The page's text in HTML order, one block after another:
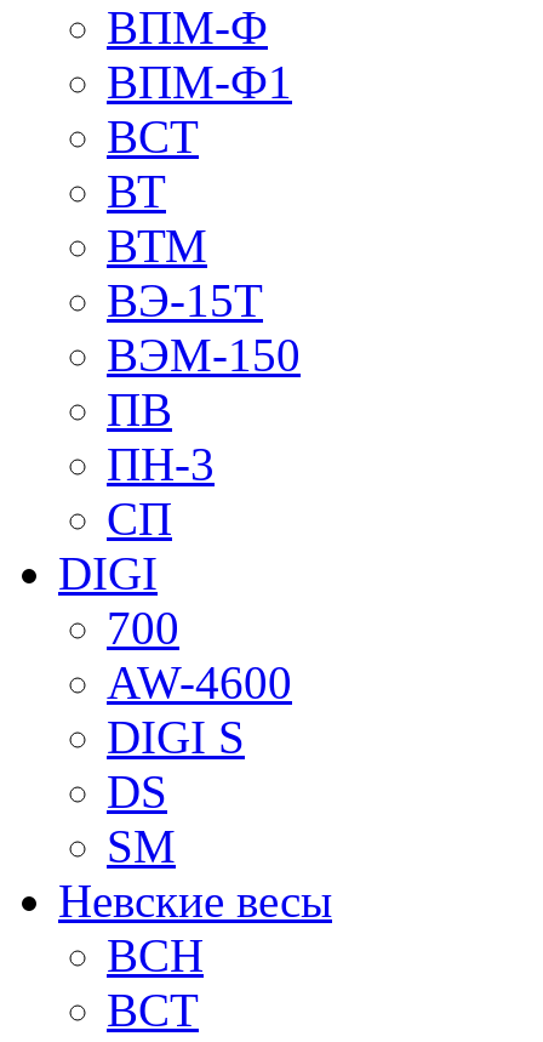
ВПМ-Ф
ВПМ-Ф1
ВСТ
ВТ
ВТМ
ВЭ-15Т
ВЭМ-150
ПВ
ПН-3
СП
DIGI
700
AW-4600
DIGI S
DS
SM
Невские весы
BCH
BCT